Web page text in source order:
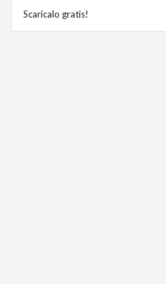
Scaricalo gratis!